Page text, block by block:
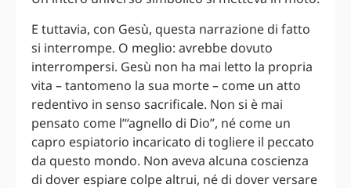
E tuttavia, con Gesù, questa narrazione di fatto
si interrompe. O meglio: avrebbe dovuto
interrompersi. Gesù non ha mai letto la propria
vita – tantomeno la sua morte – come un atto
redentivo in senso sacrificale. Non si è mai
pensato come l’“agnello di Dio”, né come un
capro espiatorio incaricato di togliere il peccato
da questo mondo. Non aveva alcuna coscienza
di dover espiare colpe altrui, né di dover versare